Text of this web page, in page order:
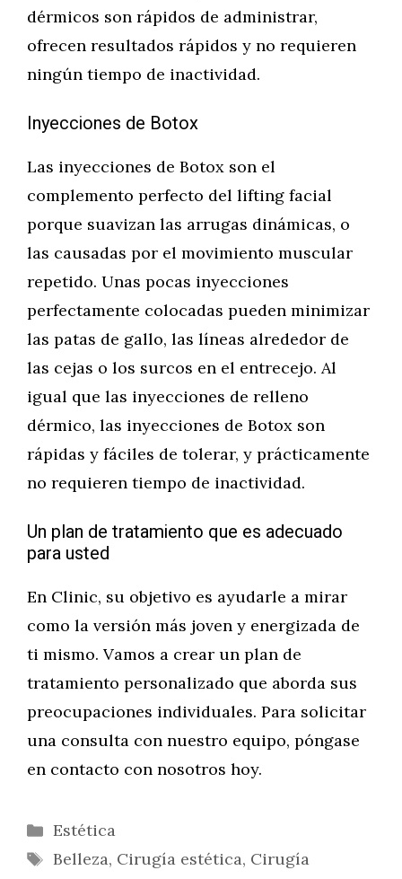
dérmicos son rápidos de administrar,
ofrecen resultados rápidos y no requieren
ningún tiempo de inactividad.
Inyecciones de Botox
Las inyecciones de Botox son el
complemento perfecto del lifting facial
porque suavizan las arrugas dinámicas, o
las causadas por el movimiento muscular
repetido. Unas pocas inyecciones
perfectamente colocadas pueden minimizar
las patas de gallo, las líneas alrededor de
las cejas o los surcos en el entrecejo. Al
igual que las inyecciones de relleno
dérmico, las inyecciones de Botox son
rápidas y fáciles de tolerar, y prácticamente
no requieren tiempo de inactividad.
Un plan de tratamiento que es adecuado
para usted
En Clinic, su objetivo es ayudarle a mirar
como la versión más joven y energizada de
ti mismo. Vamos a crear un plan de
tratamiento personalizado que aborda sus
preocupaciones individuales. Para solicitar
una consulta con nuestro equipo, póngase
en contacto con nosotros hoy.
Categorías
Estética
Etiquetas
Belleza, Cirugía estética, Cirugía